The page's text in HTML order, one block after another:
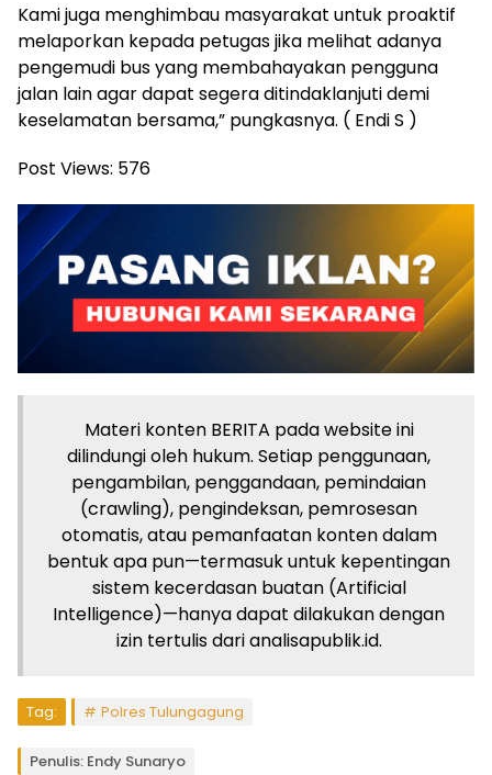
Kami juga menghimbau masyarakat untuk proaktif
melaporkan kepada petugas jika melihat adanya
pengemudi bus yang membahayakan pengguna
jalan lain agar dapat segera ditindaklanjuti demi
keselamatan bersama,” pungkasnya. ( Endi S )
Post Views: 576
Materi konten BERITA pada website ini
dilindungi oleh hukum. Setiap penggunaan,
pengambilan, penggandaan, pemindaian
(crawling), pengindeksan, pemrosesan
otomatis, atau pemanfaatan konten dalam
bentuk apa pun—termasuk untuk kepentingan
sistem kecerdasan buatan (Artificial
Intelligence)—hanya dapat dilakukan dengan
izin tertulis dari analisapublik.id.
Tag: Polres Tulungagung
Penulis: Endy Sunaryo